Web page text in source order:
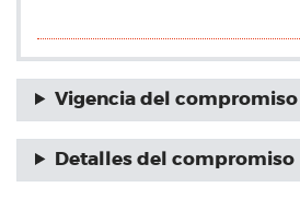
Vigencia del compromiso
Detalles del compromiso